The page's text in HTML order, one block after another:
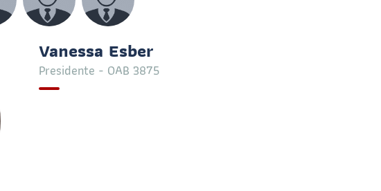
Solicitação de Certificado de
Aprovação
Manual da Jovem Advocacia
Manual do estágio
Artigos
Notas de Pesar
Clipping OAB
Vanessa Esber
Presidente - OAB 3875